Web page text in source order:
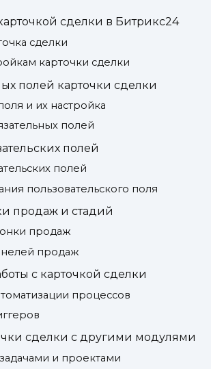
сделки в Битрикс24
сделки
карточки сделки
полей карточки сделки
и их настройка
полей
полей
полей
пользовательского поля
продаж и стадий
продаж
продаж
с карточкой сделки
процессов
сделки с другими модулями
и проектами